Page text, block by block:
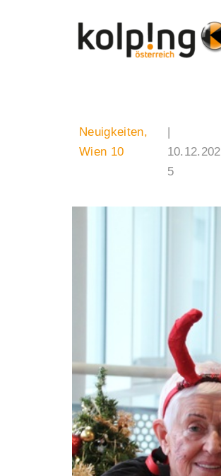
Neuigkeiten,
Wien 10
|
10.12.202
5